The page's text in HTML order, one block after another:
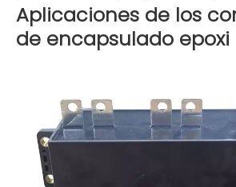
Aplicaciones de los
de encapsulado epoxi